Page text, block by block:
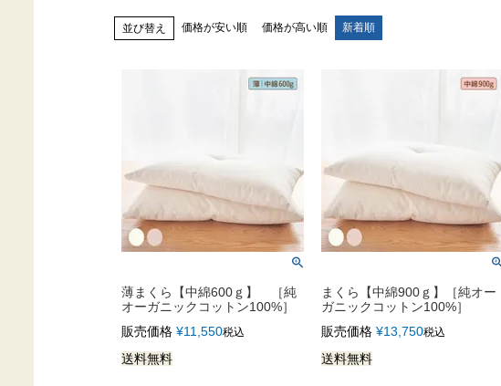
並び替え 価格が安い順 価格が高い順 新着順
薄まくら【中綿600ｇ】 ［純
オーガニックコットン100%］
販売価格 ¥11,550税込
送料無料
まくら【中綿900ｇ】［純オー
ガニックコットン100%］
販売価格 ¥13,750税込
送料無料